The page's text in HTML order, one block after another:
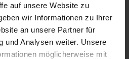
auf unsere Website zu
wir Informationen zu Ihrer
an unsere Partner für
und Analysen weiter. Unsere
möglicherweise mit